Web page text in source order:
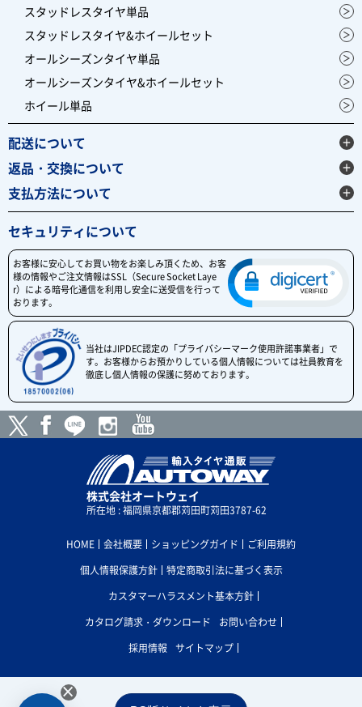
スタッドレスタイヤ単品
スタッドレスタイヤ&ホイールセット
オールシーズンタイヤ単品
オールシーズンタイヤ&ホイールセット
ホイール単品
配送について
返品・交換について
支払方法について
セキュリティについて
お客様に安心してお買い物をお楽しみ頂くため、お客
様の情報やご注文情報はSSL（Secure Socket Laye
r）による暗号化通信を利用し安全に送受信を行って
おります。
当社はJIPDEC認定の「プライバシーマーク使用許諾事業者」で
す。お客様からお預かりしている個人情報については社員教育を
徹底し個人情報の保護に努めております。
株式会社オートウェイ
所在地 : 福岡県京都郡苅田町苅田3787-62
HOME 会社概要 ショッピングガイド
ご利用規約
個人情報保護方針
特定商取引法に基づく表示
カスタマーハラスメント基本方針
カタログ請求・ダウンロード
お問い合わせ
採用情報
サイトマップ
×